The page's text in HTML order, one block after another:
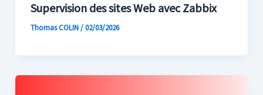
Supervision des sites Web avec Zabbix
Thomas COLIN/02/03/2026